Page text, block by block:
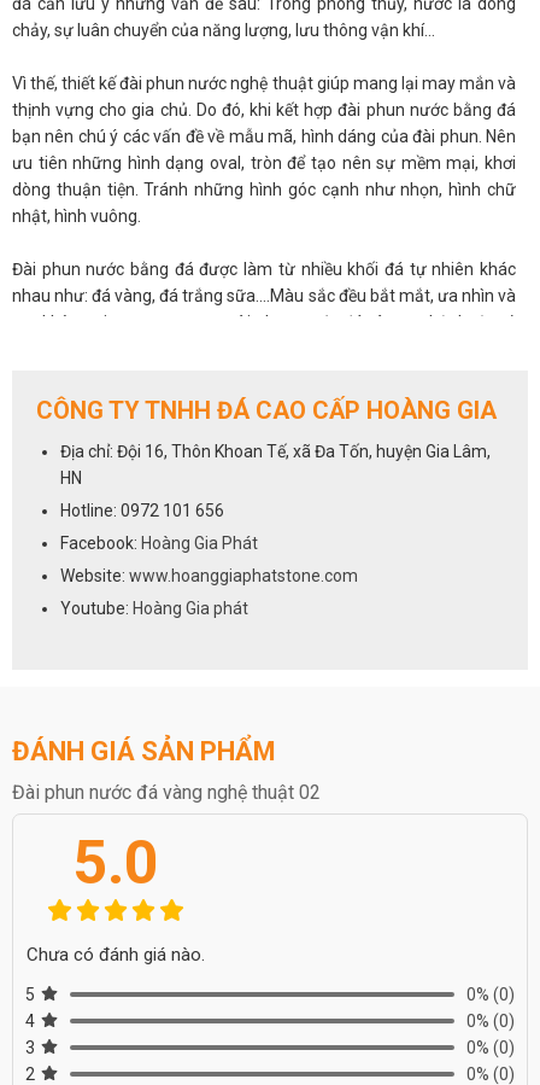
chảy, sự luân chuyển của năng lượng, lưu thông vận khí…
Vì thế, thiết kế đài phun nước nghệ thuật giúp mang lại may mắn và
thịnh vựng cho gia chủ. Do đó, khi kết hợp đài phun nước bằng đá
bạn nên chú ý các vấn đề về mẫu mã, hình dáng của đài phun. Nên
ưu tiên những hình dạng oval, tròn để tạo nên sự mềm mại, khơi
dòng thuận tiện. Tránh những hình góc cạnh như nhọn, hình chữ
nhật, hình vuông.
Đài phun nước bằng đá được làm từ nhiều khối đá tự nhiên khác
nhau như: đá vàng, đá trắng sữa....Màu sắc đều bắt mắt, ưa nhìn và
tạo không gian trang trọng. Đài phun nước đá vàng nghệ thuật có
CÔNG TY TNHH ĐÁ CAO CẤP HOÀNG GIA
Địa chỉ: Đội 16, Thôn Khoan Tế, xã Đa Tốn, huyện Gia Lâm,
HN
Hotline: 0972 101 656
Facebook: Hoàng Gia Phát
Website: www.hoanggiaphatstone.com
Youtube: Hoàng Gia phát
ĐÁNH GIÁ SẢN PHẨM
Đài phun nước đá vàng nghệ thuật 02
5.0
Chưa có đánh giá nào.
5 0% (0)
4
0% (0)
3
0% (0)
2
0% (0)